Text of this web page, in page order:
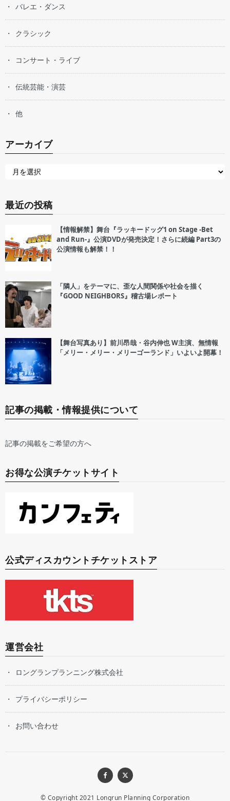
バレエ・ダンス
クラシック
コンサート・ライブ
伝統芸能・演芸
他
アーカイブ
最近の投稿
【情報解禁】舞台『ラッキードッグ1 on Stage -Bet
and Run-』公演DVDが発売決定！さらに続編 Part3の
公演情報も解禁！！
「隣人」をテーマに、歪な人間関係や社会を描く
『GOOD NEIGHBORS』稽古場レポート
【舞台写真あり】前川昂哉・谷内伸也 W主演、無情報
「メリー・メリー・メリーゴーランド」いよいよ開幕！
記事の掲載・情報提供について
記事の掲載をご希望の方へ
お得な公演チケットサイト
公式ディスカウントチケットストア
運営会社
ロングランプランニング株式会社
プライバシーポリシー
お問い合わせ
© Copyright 2021 Longrun Planning Corporation